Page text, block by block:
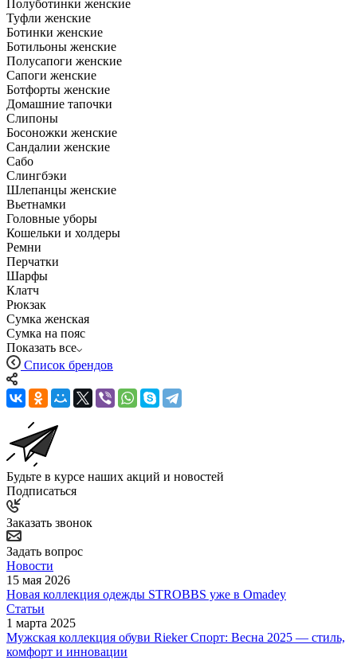
Полуботинки женские
Туфли женские
Ботинки женские
Ботильоны женские
Полусапоги женские
Сапоги женские
Ботфорты женские
Домашние тапочки
Слипоны
Босоножки женские
Сандалии женские
Сабо
Слингбэки
Шлепанцы женские
Вьетнамки
Головные уборы
Кошельки и холдеры
Ремни
Перчатки
Шарфы
Клатч
Рюкзак
Сумка женская
Сумка на пояс
Показать все
Список брендов
Будьте в курсе наших акций и новостей
Подписаться
Заказать звонок
Задать вопрос
Новости
15 мая 2026
Новая коллекция одежды STROBBS уже в Omadey
Статьи
1 марта 2025
Мужская коллекция обуви Rieker Спорт: Весна 2025 — стиль,
комфорт и инновации